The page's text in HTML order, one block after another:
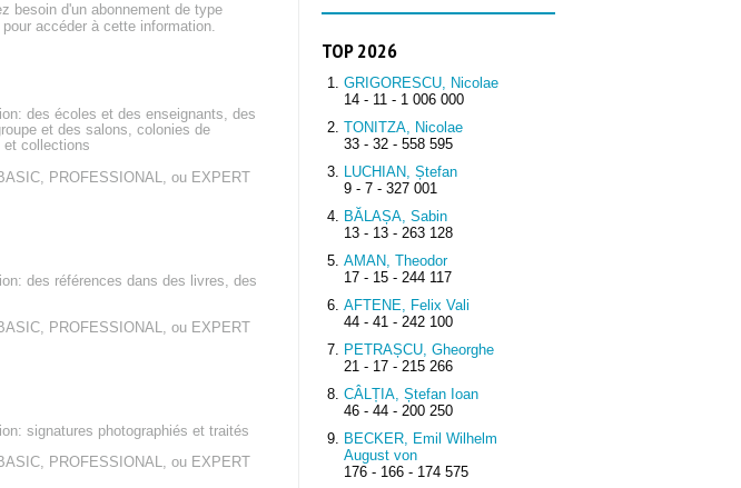
TOP 2026
GRIGORESCU, Nicolae
14 - 11 - 1 006 000
TONITZA, Nicolae
33 - 32 - 558 595
LUCHIAN, Ștefan
9 - 7 - 327 001
BĂLAȘA, Sabin
13 - 13 - 263 128
AMAN, Theodor
17 - 15 - 244 117
AFTENE, Felix Vali
44 - 41 - 242 100
PETRAȘCU, Gheorghe
21 - 17 - 215 266
CÂLȚIA, Ștefan Ioan
46 - 44 - 200 250
BECKER, Emil Wilhelm
August von
176 - 166 - 174 575
besoin d'un abonnement de type
accéder à cette information.
des écoles et des enseignants, des
et des salons, colonies de
collections
PROFESSIONAL, ou EXPERT
des références dans des livres, des
PROFESSIONAL, ou EXPERT
signatures photographiés et traités
PROFESSIONAL, ou EXPERT